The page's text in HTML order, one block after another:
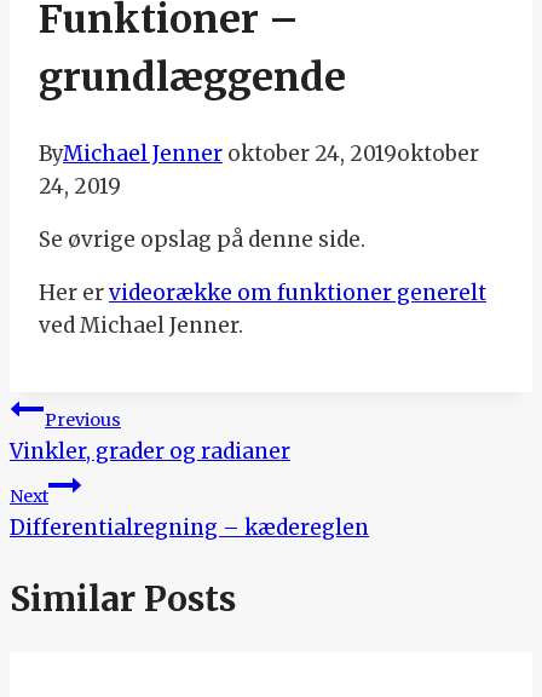
Funktioner –
grundlæggende
ByMichael Jenner oktober 24, 2019oktober
24, 2019
Se øvrige opslag på denne side.
Her ervideorække om funktioner generelt
ved Michael Jenner.
Indlægsnavigation
Previous
Vinkler, grader og radianer
Next
Differentialregning – kædereglen
Similar Posts